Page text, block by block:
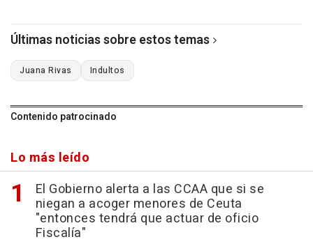
Últimas noticias sobre estos temas
Juana Rivas Indultos
Contenido patrocinado
Lo más leído
El Gobierno alerta a las CCAA que si se
niegan a acoger menores de Ceuta
"entonces tendrá que actuar de oficio
Fiscalía"